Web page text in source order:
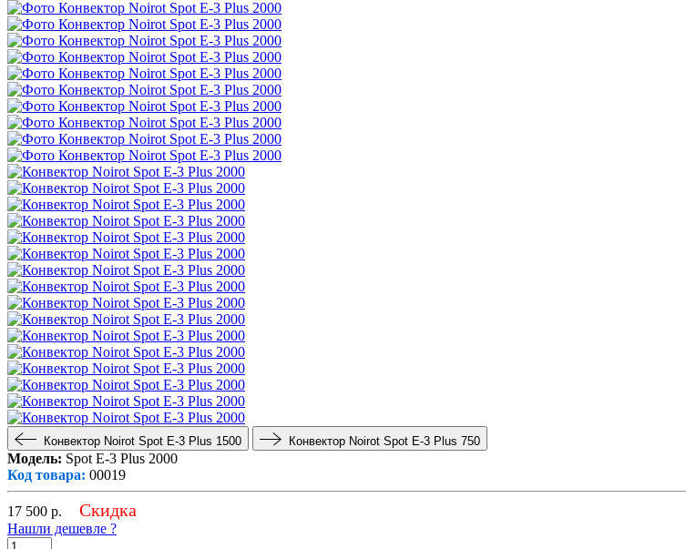
Конвектор Noirot Spot E-3 Plus 1500 Конвектор Noirot Spot E-3 Plus 750
Модель: Spot E-3 Plus 2000
Код товара: 00019
17 500 р. Скидка
Нашли дешевле ?